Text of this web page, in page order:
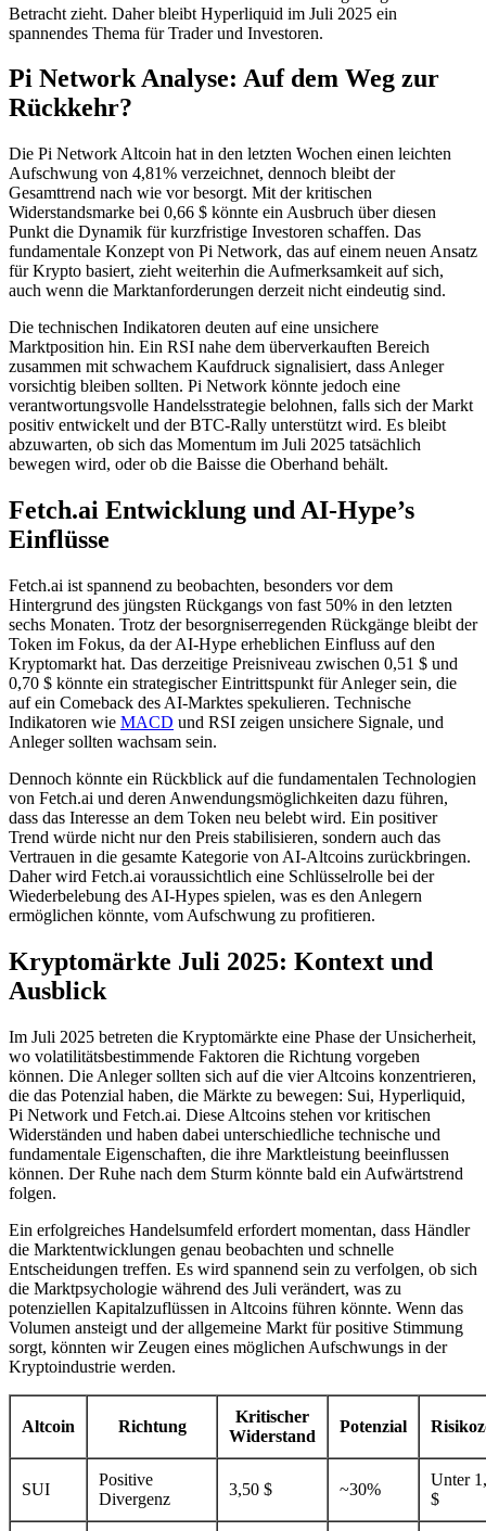
Betracht zieht. Daher bleibt Hyperliquid im Juli 2025 ein
spannendes Thema für Trader und Investoren.
Pi Network Analyse: Auf dem Weg zur
Rückkehr?
Die Pi Network Altcoin hat in den letzten Wochen einen leichten
Aufschwung von 4,81% verzeichnet, dennoch bleibt der
Gesamttrend nach wie vor besorgt. Mit der kritischen
Widerstandsmarke bei 0,66 $ könnte ein Ausbruch über diesen
Punkt die Dynamik für kurzfristige Investoren schaffen. Das
fundamentale Konzept von Pi Network, das auf einem neuen Ansatz
für Krypto basiert, zieht weiterhin die Aufmerksamkeit auf sich,
auch wenn die Marktanforderungen derzeit nicht eindeutig sind.
Die technischen Indikatoren deuten auf eine unsichere
Marktposition hin. Ein RSI nahe dem überverkauften Bereich
zusammen mit schwachem Kaufdruck signalisiert, dass Anleger
vorsichtig bleiben sollten. Pi Network könnte jedoch eine
verantwortungsvolle Handelsstrategie belohnen, falls sich der Markt
positiv entwickelt und der BTC-Rally unterstützt wird. Es bleibt
abzuwarten, ob sich das Momentum im Juli 2025 tatsächlich
bewegen wird, oder ob die Baisse die Oberhand behält.
Fetch.ai Entwicklung und AI-Hype’s
Einflüsse
Fetch.ai ist spannend zu beobachten, besonders vor dem
Hintergrund des jüngsten Rückgangs von fast 50% in den letzten
sechs Monaten. Trotz der besorgniserregenden Rückgänge bleibt der
Token im Fokus, da der AI-Hype erheblichen Einfluss auf den
Kryptomarkt hat. Das derzeitige Preisniveau zwischen 0,51 $ und
0,70 $ könnte ein strategischer Eintrittspunkt für Anleger sein, die
auf ein Comeback des AI-Marktes spekulieren. Technische
Indikatoren wie MACD und RSI zeigen unsichere Signale, und
Anleger sollten wachsam sein.
Dennoch könnte ein Rückblick auf die fundamentalen Technologien
von Fetch.ai und deren Anwendungsmöglichkeiten dazu führen,
dass das Interesse an dem Token neu belebt wird. Ein positiver
Trend würde nicht nur den Preis stabilisieren, sondern auch das
Vertrauen in die gesamte Kategorie von AI-Altcoins zurückbringen.
Daher wird Fetch.ai voraussichtlich eine Schlüsselrolle bei der
Wiederbelebung des AI-Hypes spielen, was es den Anlegern
ermöglichen könnte, vom Aufschwung zu profitieren.
Kryptomärkte Juli 2025: Kontext und
Ausblick
Im Juli 2025 betreten die Kryptomärkte eine Phase der Unsicherheit,
wo volatilitätsbestimmende Faktoren die Richtung vorgeben
können. Die Anleger sollten sich auf die vier Altcoins konzentrieren,
die das Potenzial haben, die Märkte zu bewegen: Sui, Hyperliquid,
Pi Network und Fetch.ai. Diese Altcoins stehen vor kritischen
Widerständen und haben dabei unterschiedliche technische und
fundamentale Eigenschaften, die ihre Marktleistung beeinflussen
können. Der Ruhe nach dem Sturm könnte bald ein Aufwärtstrend
folgen.
Ein erfolgreiches Handelsumfeld erfordert momentan, dass Händler
die Marktentwicklungen genau beobachten und schnelle
Entscheidungen treffen. Es wird spannend sein zu verfolgen, ob sich
die Marktpsychologie während des Juli verändert, was zu
potenziellen Kapitalzuflüssen in Altcoins führen könnte. Wenn das
Volumen ansteigt und der allgemeine Markt für positive Stimmung
sorgt, könnten wir Zeugen eines möglichen Aufschwungs in der
Kryptoindustrie werden.
Altcoin Richtung
Kritischer
Widerstand
Potenzial
SUI
Positive
Divergenz
3,50 $ ~30%
Unter
$